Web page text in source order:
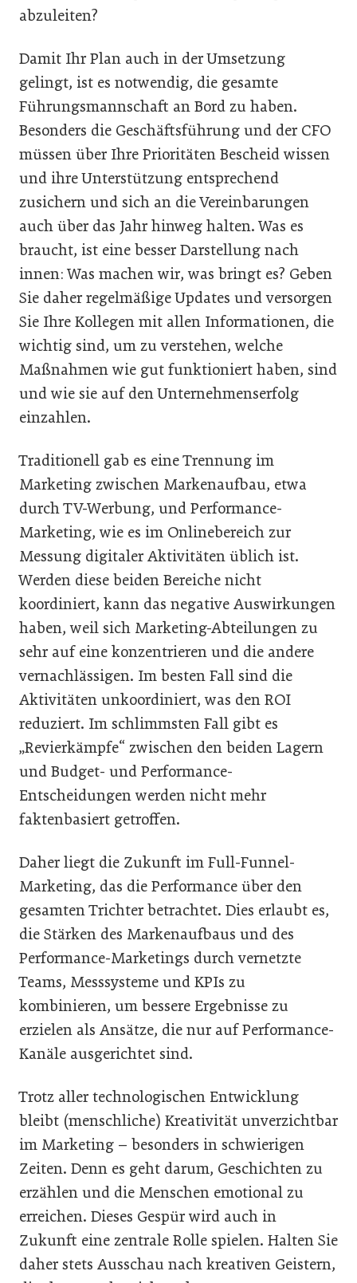
abzuleiten?
Damit Ihr Plan auch in der Umsetzung
gelingt, ist es notwendig, die gesamte
Führungsmannschaft an Bord zu haben.
Besonders die Geschäftsführung und der CFO
müssen über Ihre Prioritäten Bescheid wissen
und ihre Unterstützung entsprechend
zusichern und sich an die Vereinbarungen
auch über das Jahr hinweg halten. Was es
braucht, ist eine besser Darstellung nach
innen: Was machen wir, was bringt es? Geben
Sie daher regelmäßige Updates und versorgen
Sie Ihre Kollegen mit allen Informationen, die
wichtig sind, um zu verstehen, welche
Maßnahmen wie gut funktioniert haben, sind
und wie sie auf den Unternehmenserfolg
einzahlen.
Traditionell gab es eine Trennung im
Marketing zwischen Markenaufbau, etwa
durch TV-Werbung, und Performance-
Marketing, wie es im Onlinebereich zur
Messung digitaler Aktivitäten üblich ist.
Werden diese beiden Bereiche nicht
koordiniert, kann das negative Auswirkungen
haben, weil sich Marketing-Abteilungen zu
sehr auf eine konzentrieren und die andere
vernachlässigen. Im besten Fall sind die
Aktivitäten unkoordiniert, was den ROI
reduziert. Im schlimmsten Fall gibt es
„Revierkämpfe“ zwischen den beiden Lagern
und Budget- und Performance-
Entscheidungen werden nicht mehr
faktenbasiert getroffen.
Daher liegt die Zukunft im Full-Funnel-
Marketing, das die Performance über den
gesamten Trichter betrachtet. Dies erlaubt es,
die Stärken des Markenaufbaus und des
Performance-Marketings durch vernetzte
Teams, Messsysteme und KPIs zu
kombinieren, um bessere Ergebnisse zu
erzielen als Ansätze, die nur auf Performance-
Kanäle ausgerichtet sind.
Trotz aller technologischen Entwicklung
bleibt (menschliche) Kreativität unverzichtbar
im Marketing – besonders in schwierigen
Zeiten. Denn es geht darum, Geschichten zu
erzählen und die Menschen emotional zu
erreichen. Dieses Gespür wird auch in
Zukunft eine zentrale Rolle spielen. Halten Sie
daher stets Ausschau nach kreativen Geistern,